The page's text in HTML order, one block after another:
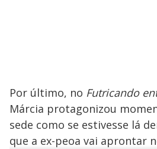
Por último, no Futricando
Márcia protagonizou
sede como se estivesse lá
que a ex-peoa vai aprontar